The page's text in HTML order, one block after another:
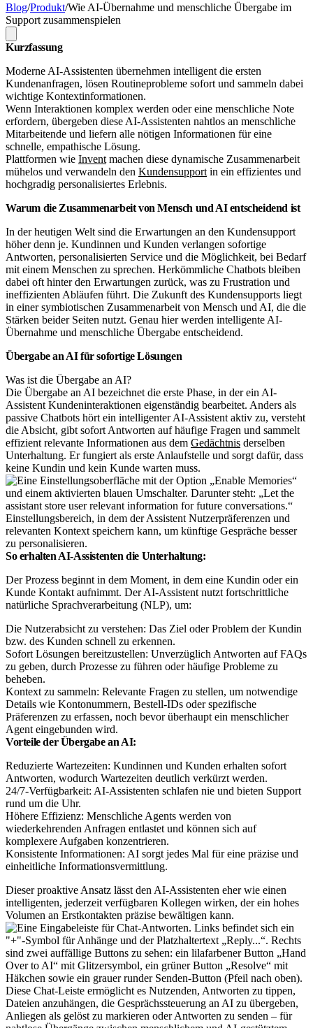
Blog/Produkt/Wie AI-Übernahme und menschliche Übergabe im
Support zusammenspielen
Kurzfassung
Moderne AI-Assistenten übernehmen intelligent die ersten
Kundenanfragen, lösen Routineprobleme sofort und sammeln dabei
wichtige Kontextinformationen.
Wenn Interaktionen komplex werden oder eine menschliche Note
erfordern, übergeben diese AI-Assistenten nahtlos an menschliche
Mitarbeitende und liefern alle nötigen Informationen für eine
schnelle, empathische Lösung.
Plattformen wie Invent machen diese dynamische Zusammenarbeit
mühelos und verwandeln den Kundensupport in ein effizientes und
hochgradig personalisiertes Erlebnis.
Warum die Zusammenarbeit von Mensch und AI entscheidend ist
In der heutigen Welt sind die Erwartungen an den Kundensupport
höher denn je. Kundinnen und Kunden verlangen sofortige
Antworten, personalisierten Service und die Möglichkeit, bei Bedarf
mit einem Menschen zu sprechen. Herkömmliche Chatbots bleiben
dabei oft hinter den Erwartungen zurück, was zu Frustration und
ineffizienten Abläufen führt. Die Zukunft des Kundensupports liegt
in einer symbiotischen Zusammenarbeit von Mensch und AI, die die
Stärken beider Seiten nutzt. Genau hier werden intelligente AI-
Übernahme und menschliche Übergabe entscheidend.
Übergabe an AI für sofortige Lösungen
Was ist die Übergabe an AI?
Die Übergabe an AI bezeichnet die erste Phase, in der ein AI-
Assistent Kundeninteraktionen eigenständig bearbeitet. Anders als
passive Chatbots hört ein intelligenter AI-Assistent aktiv zu, versteht
die Absicht, gibt sofort Antworten auf häufige Fragen und sammelt
effizient relevante Informationen aus dem Gedächtnis derselben
Unterhaltung. Er fungiert als erste Anlaufstelle und sorgt dafür, dass
keine Kundin und kein Kunde warten muss.
Einstellungsbereich, in dem der Assistent Nutzerpräferenzen und
relevanten Kontext speichern kann, um künftige Gespräche besser
zu personalisieren.
So erhalten AI-Assistenten die Unterhaltung:
Der Prozess beginnt in dem Moment, in dem eine Kundin oder ein
Kunde Kontakt aufnimmt. Der AI-Assistent nutzt fortschrittliche
natürliche Sprachverarbeitung (NLP), um:
Die Nutzerabsicht zu verstehen: Das Ziel oder Problem der Kundin
bzw. des Kunden schnell zu erkennen.
Sofort Lösungen bereitzustellen: Unverzüglich Antworten auf FAQs
zu geben, durch Prozesse zu führen oder häufige Probleme zu
beheben.
Kontext zu sammeln: Relevante Fragen zu stellen, um notwendige
Details wie Kontonummern, Bestell-IDs oder spezifische
Präferenzen zu erfassen, noch bevor überhaupt ein menschlicher
Agent eingebunden wird.
Vorteile der Übergabe an AI:
Reduzierte Wartezeiten: Kundinnen und Kunden erhalten sofort
Antworten, wodurch Wartezeiten deutlich verkürzt werden.
24/7-Verfügbarkeit: AI-Assistenten schlafen nie und bieten Support
rund um die Uhr.
Höhere Effizienz: Menschliche Agents werden von
wiederkehrenden Anfragen entlastet und können sich auf
komplexere Aufgaben konzentrieren.
Konsistente Informationen: AI sorgt jedes Mal für eine präzise und
einheitliche Informationsvermittlung.
Dieser proaktive Ansatz lässt den AI-Assistenten eher wie einen
intelligenten, jederzeit verfügbaren Kollegen wirken, der ein hohes
Volumen an Erstkontakten präzise bewältigen kann.
Diese Chat-Leiste ermöglicht es Nutzenden, Antworten zu tippen,
Dateien anzuhängen, die Gesprächssteuerung an AI zu übergeben,
Anliegen als gelöst zu markieren oder Antworten zu senden – für